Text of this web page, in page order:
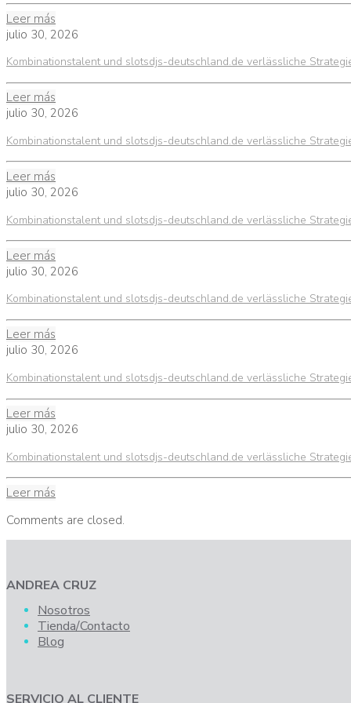
Leer más
julio 30, 2026
Kombinationstalent und slotsdjs-deutschland.de verlässliche
Leer más
julio 30, 2026
Kombinationstalent und slotsdjs-deutschland.de verlässliche
Leer más
julio 30, 2026
Kombinationstalent und slotsdjs-deutschland.de verlässliche
Leer más
julio 30, 2026
Kombinationstalent und slotsdjs-deutschland.de verlässliche
Leer más
julio 30, 2026
Kombinationstalent und slotsdjs-deutschland.de verlässliche
Leer más
julio 30, 2026
Kombinationstalent und slotsdjs-deutschland.de verlässliche
Leer más
Comments are closed.
ANDREA CRUZ
Nosotros
Tienda/Contacto
Blog
SERVICIO AL CLIENTE